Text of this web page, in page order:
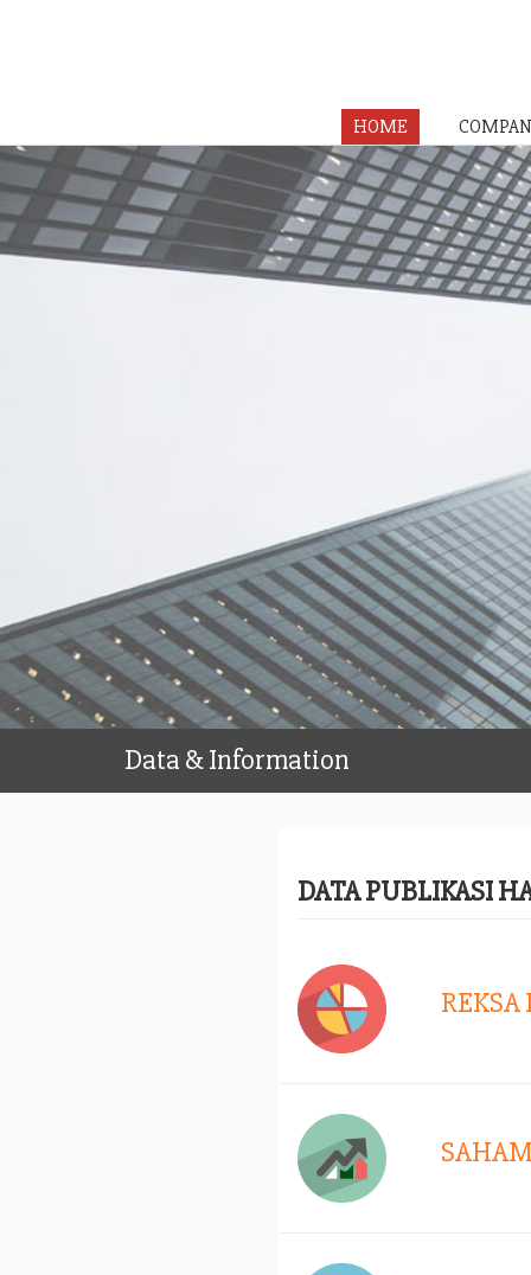
HOME
Data & Information
DATA PUBLIKASI
REKSA